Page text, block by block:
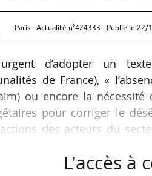
Paris - Actualité n°424333 - Publié le 22/
d’adopter un
de France), «
ou encore la
pour corriger le
des acteurs du
L'accès à